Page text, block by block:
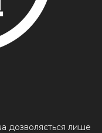
дозволяється лише